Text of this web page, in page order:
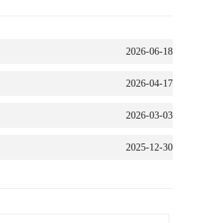
2026-06-18
2026-04-17
2026-03-03
2025-12-30